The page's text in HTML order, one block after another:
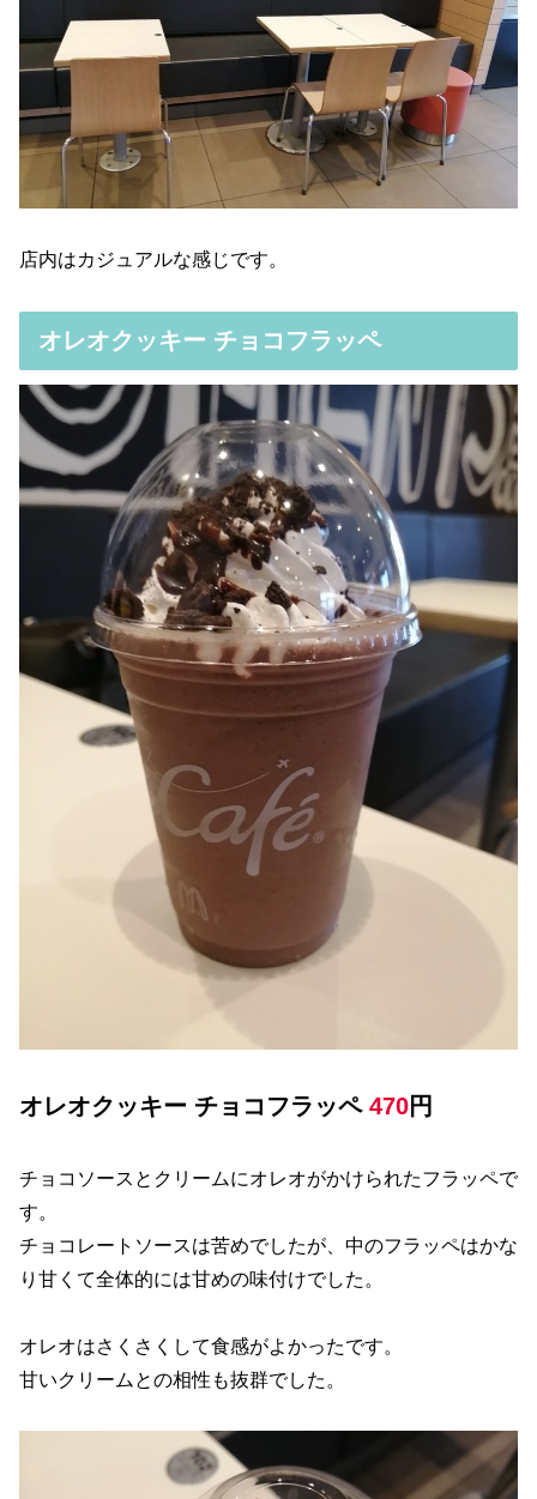
店内はカジュアルな感じです。
オレオクッキー チョコフラッペ
オレオクッキー チョコフラッペ 470円
チョコソースとクリームにオレオがかけられたフラッペで
す。
チョコレートソースは苦めでしたが、中のフラッペはかな
り甘くて全体的には甘めの味付けでした。
オレオはさくさくして食感がよかったです。
甘いクリームとの相性も抜群でした。